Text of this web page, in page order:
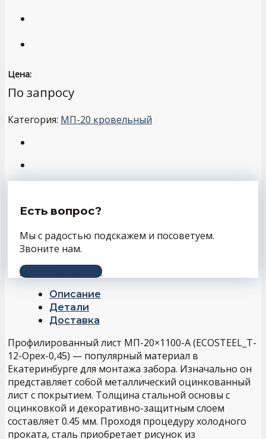
Цена:
По запросу
Категория: МП-20 кровельный
Есть вопрос?
Мы с радостью подскажем и посоветуем.
Звоните нам.
+7 (343) 243-56-66
Описание
Детали
Доставка
Профилированный лист МП-20×1100-A (ECOSTEEL_T-
12-Орех-0,45) — популярный материал в
Екатеринбурге для монтажа забора. Изначально он
представляет собой металлический оцинкованный
лист с покрытием. Толщина стальной основы с
оцинковкой и декоративно-защитным слоем
составляет 0.45 мм. Проходя процедуру холодного
проката, сталь приобретает рисунок из